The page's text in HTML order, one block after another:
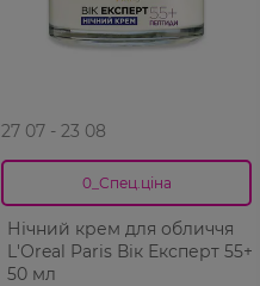
27 07 - 23 08
0_Спец.ціна
Нічний крем для обличчя
L'Оreal Paris Вік Експерт 55+
50 мл